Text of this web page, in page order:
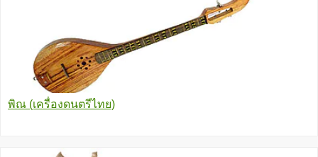
พิณ (เครื่องดนตรีไทย)